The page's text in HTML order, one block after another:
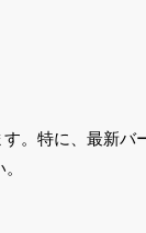
。特に、最新バ